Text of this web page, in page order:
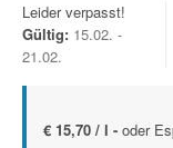
Leider verpasst!
Gültig: 15.02. -
21.02.
€ 15,70 / l - oder